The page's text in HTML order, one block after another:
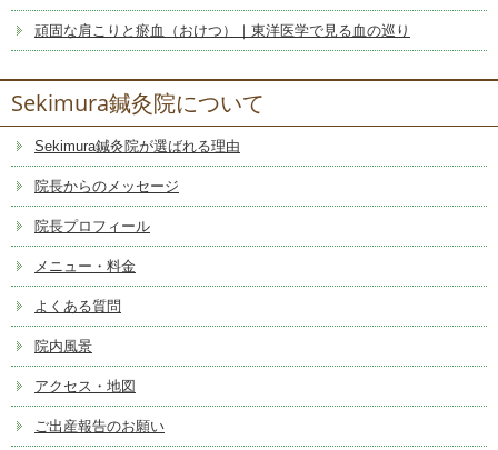
頑固な肩こりと瘀血（おけつ）｜東洋医学で見る血の巡り
Sekimura鍼灸院について
Sekimura鍼灸院が選ばれる理由
院長からのメッセージ
院長プロフィール
メニュー・料金
よくある質問
院内風景
アクセス・地図
ご出産報告のお願い